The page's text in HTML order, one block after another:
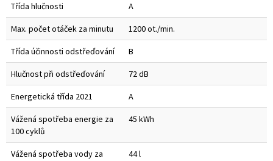
Třída hlučnosti A
Max. počet otáček za minutu 1200 ot./min.
Třída účinnosti odstřeďování B
Hlučnost při odstřeďování 72 dB
Energetická třída 2021 A
Vážená spotřeba energie za
100 cyklů
45 kWh
Vážená spotřeba vody za
44 l